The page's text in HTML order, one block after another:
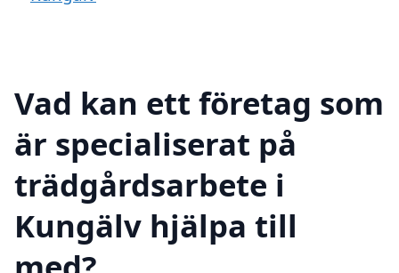
Vad kan ett företag som
är specialiserat på
trädgårdsarbete i
Kungälv hjälpa till